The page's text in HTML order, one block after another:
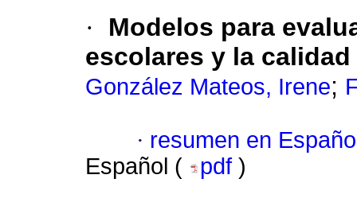
·
Modelos para
escolares y la
González Mateos, Irene;
· resumen en
Español (
pdf )